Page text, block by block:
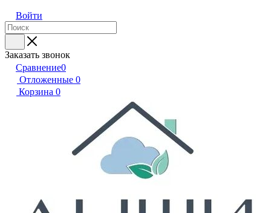
Войти
Заказать звонок
Сравнение0
Отложенные 0
Корзина 0